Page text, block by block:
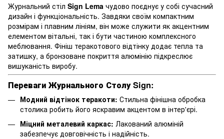
Журнальний стіл Sign Lema чудово поєднує у собі сучасний
дизайн і функціональність. Завдяки своїм компактним
розмірам і плавним лініям, він може служити як акцентним
елементом вітальні, так і бути частиною комплексного
меблювання. Фініш теракотового відтінку додає тепла та
затишку, а бронзоване покриття алюмінію підкреслює
вишуканість виробу.
Переваги Журнального Столу Sign:
Модний відтінок теракоти: Стильна фінішна обробка
столика робить його яскравим акцентом в інтер'єрі.
Міцний металевий каркас: Лакований алюміній
забезпечує довговічність і надійність.